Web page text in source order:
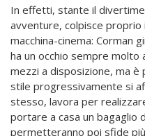
In effetti, stante il
avventure, colpisce proprio
macchina-cinema: Corman
ha un occhio sempre
mezzi a disposizione, ma è
stile progressivamente si
stesso, lavora per
portare a casa un bagaglio
permetteranno poi sfide